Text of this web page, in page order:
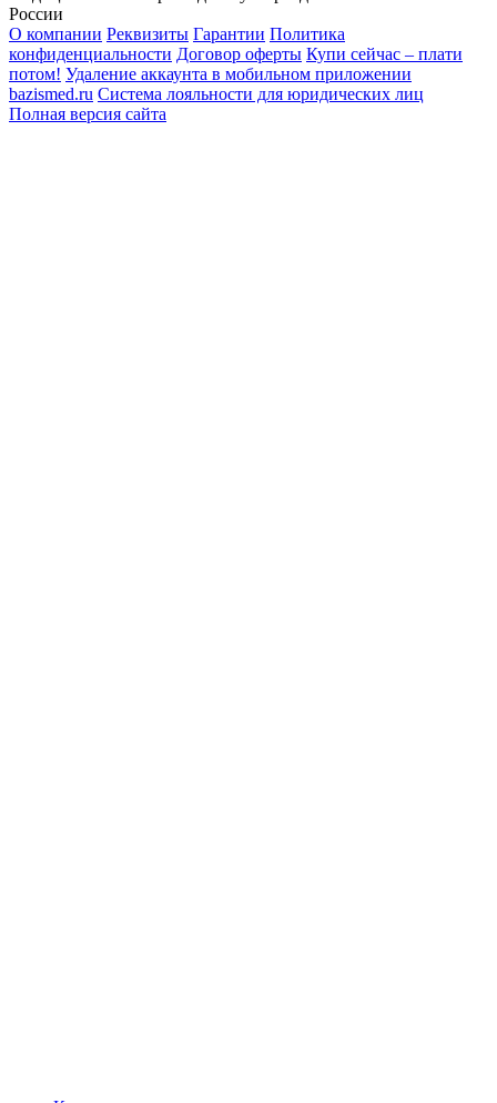
России
О компании Реквизиты Гарантии Политика
конфиденциальности Договор оферты Купи сейчас – плати
потом! Удаление аккаунта в мобильном приложении
bazismed.ru Система лояльности для юридических лиц
Полная версия сайта